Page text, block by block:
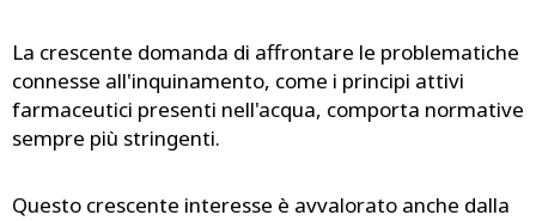
La crescente domanda di affrontare le problematiche
connesse all'inquinamento, come i principi attivi
farmaceutici presenti nell'acqua, comporta normative
sempre più stringenti.
Questo crescente interesse è avvalorato anche dalla